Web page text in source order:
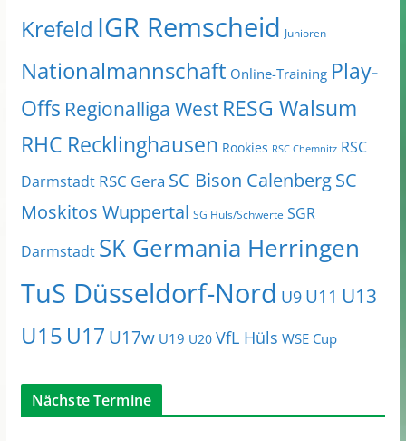
Krefeld IGR Remscheid Junioren
Nationalmannschaft Online-Training Play-
Offs Regionalliga West RESG Walsum
RHC Recklinghausen Rookies RSC Chemnitz RSC
Darmstadt RSC Gera SC Bison CalenbergSC
Moskitos Wuppertal SG Hüls/Schwerte SGR
Darmstadt SK Germania Herringen
TuS Düsseldorf-Nord U9 U11 U13
U15 U17 U17w U19 U20 VfL Hüls WSE Cup
Nächste Termine